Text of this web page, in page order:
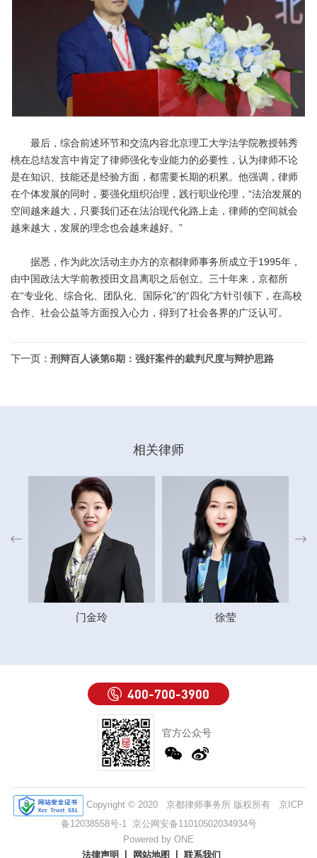
最后，综合前述环节和交流内容北京理工大学法学院教授韩秀
桃在总结发言中肯定了律师强化专业能力的必要性，认为律师不论
是在知识、技能还是经验方面，都需要长期的积累。他强调，律师
在个体发展的同时，要强化组织治理，践行职业伦理，“法治发展的
空间越来越大，只要我们还在法治现代化路上走，律师的空间就会
越来越大，发展的理念也会越来越好。”
据悉，作为此次活动主办方的京都律师事务所成立于1995年，
由中国政法大学前教授田文昌离职之后创立。三十年来，京都所
在“专业化、综合化、团队化、国际化”的“四化”方针引领下，在高校
合作、社会公益等方面投入心力，得到了社会各界的广泛认可。
下一页： 刑辩百人谈第6期：强奸案件的裁判尺度与辩护思路
相关律师
门金玲 徐莹
400-700-3900
官方公众号
Copyright © 2020 京都律师事务所 版权所有 京ICP
备12038558号-1
京公网安备11010502034934号
Powered by ONE
法律声明
网站地图 联系我们